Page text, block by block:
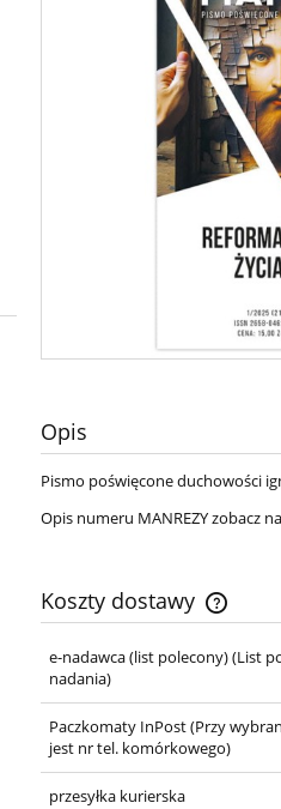
Opis
Pismo poświęcone duchowości
Opis numeru MANREZY zobacz
Koszty dostawy
Cena
e-nadawca (list polecony)(List
nadania)
Paczkomaty InPost(Przy
jest nr tel. komórkowego)
przesyłka kurierska